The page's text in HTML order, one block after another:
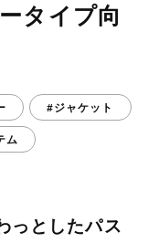
タイプ向
#ジャケット
ム
っとしたパス